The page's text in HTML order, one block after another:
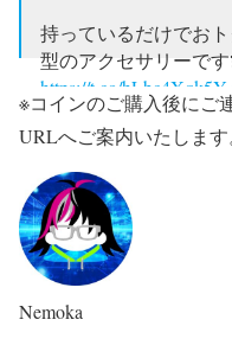
持っているだけでお
型のアクセサリーで
https://t.co/hLbc4Xqk5Y
— Nemoka-kun(nameko
※コインのご購入後にご
URLへご案内いたします
Nemoka